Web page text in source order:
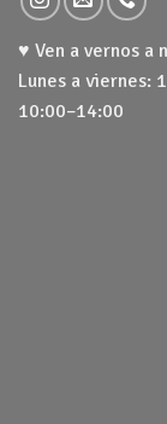
♥ Ven a vernos a
Lunes a viernes:
10:00–14:00